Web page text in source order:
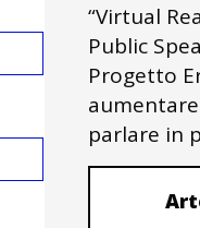
“Virtual
Public
Progetto
parlare in